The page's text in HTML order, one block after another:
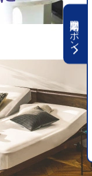
期間限定クーポン